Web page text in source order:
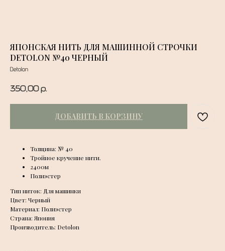
ЯПОНСКАЯ НИТЬ ДЛЯ МАШИННОЙ СТРОЧКИ
DETOLON №40 ЧЕРНЫЙ
Detolon
350,00 р.
ДОБАВИТЬ В КОРЗИНУ
Толщина: № 40
Тройное кручение нити.
2400м
Полиэстер
Тип ниток: Для машинки
Цвет: Черный
Материал: Полиэстер
Страна: Япония
Производитель: Detolon